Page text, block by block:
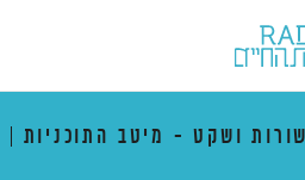
ושקט - מיטב התוכניות